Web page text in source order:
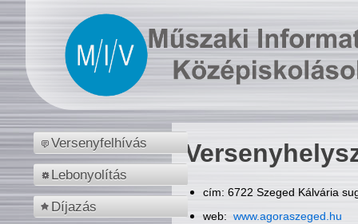
Versenyfelhívás
Lebonyolítás
Díjazás
cím: 6722 Szeged Kálvária
web: www.agoraszeged.hu